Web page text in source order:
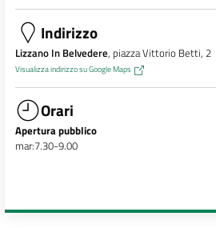
Indirizzo
Lizzano In Belvedere, piazza Vittorio Betti, 2
Visualizza indirizzo su Google Maps
Orari
Apertura pubblico
mar:7.30-9.00